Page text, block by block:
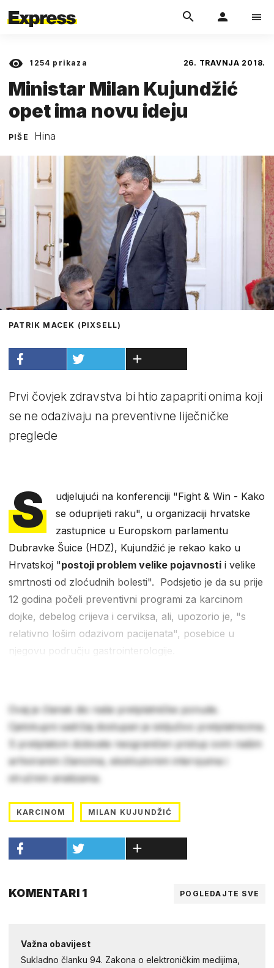
1254 prikaza 26. TRAVNJA 2018.
Ministar Milan Kujundžić
opet ima novu ideju
PIŠE Hina
PATRIK MACEK (PIXSELL)
Prvi čovjek zdravstva bi htio zapapriti onima koji
se ne odazivaju na preventivne liječničke
preglede
S
udjelujući na konferenciji "Fight & Win - Kako
se oduprijeti raku", u organizaciji hrvatske
zastupnice u Europskom parlamentu
Dubravke Šuice (HDZ), Kujundžić je rekao kako u
Hrvatskoj "postoji problem velike pojavnosti i velike
smrtnosti od zloćudnih bolesti". Podsjetio je da su prije
12 godina počeli preventivni programi za karcinom
dojke, debelog crijeva i cerviksa, ali, upozorio je, "s
relativno lošim odazivom pacijenata", posebice u
njegovu području gastrointerologije.
Ovaj je članak dio naše pretplatničke ponude.
Cjelokupni sadržaj dostupan je isključivo pretplatnicima.
S pretplatom dobivate neograničen pristup svim našim
arhiviranim člancima, ekskluzivnim intervjuima i
stručnim analizama.
KARCINOM MILAN KUJUNDŽIĆ
KOMENTARI 1 POGLEDAJTE SVE
Važna obavijest
Sukladno članku 94. Zakona o elektroničkim medijima,